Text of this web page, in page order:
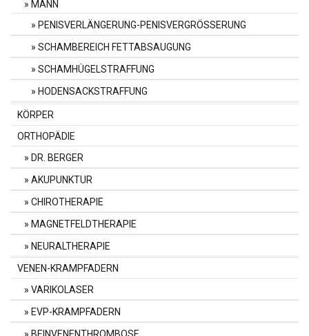
MANN
PENISVERLÄNGERUNG-PENISVERGRÖSSERUNG
SCHAMBEREICH FETTABSAUGUNG
SCHAMHÜGELSTRAFFUNG
HODENSACKSTRAFFUNG
KÖRPER
ORTHOPÄDIE
DR. BERGER
AKUPUNKTUR
CHIROTHERAPIE
MAGNETFELDTHERAPIE
NEURALTHERAPIE
VENEN-KRAMPFADERN
VARIKOLASER
EVP-KRAMPFADERN